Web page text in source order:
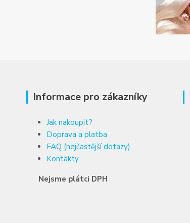
Informace pro zákazníky
Jak nakoupit?
Doprava a platba
FAQ (nejčastější dotazy)
Kontakty
Nejsme plátci DPH